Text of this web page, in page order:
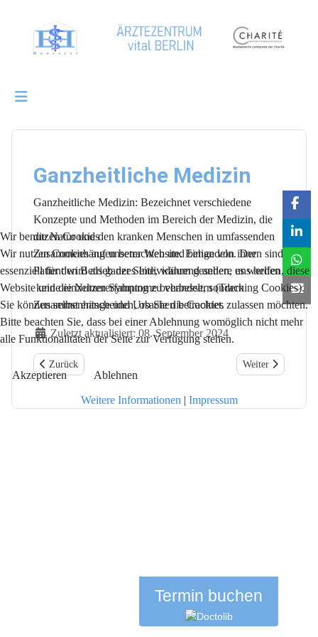
Ganzheitliche Medizin
Ganzheitliche Medizin: Bezeichnet verschiedene
Konzepte und Methoden im Bereich der Medizin, die
die Natur und den kranken Menschen in umfassenden
Zusammenhängen betrachten und behandeln. Der
Patient wird als ganzes Individuum gesehen, es werden
keine einzelnen Symptome behandelt, sondern
Zusammenhänge und Ursachen betrachtet.
DetailsZuletzt aktualisiert: 08. September 2024
Vorheriger Beitrag: Hausärztliche Grundversorgung
Zurück Nächster Beitrag:
Weiter
Termin buchen
Wir benutzen Cookies
Wir nutzen Cookies auf unserer Website. Einige von ihnen sind
essenziell für den Betrieb der Seite, während andere uns helfen, diese
Website und die Nutzererfahrung zu verbessern (Tracking Cookies).
Sie können selbst entscheiden, ob Sie die Cookies zulassen möchten.
Bitte beachten Sie, dass bei einer Ablehnung womöglich nicht mehr
alle Funktionalitäten der Seite zur Verfügung stehen.
Akzeptieren Ablehnen
Weitere Informationen | Impressum